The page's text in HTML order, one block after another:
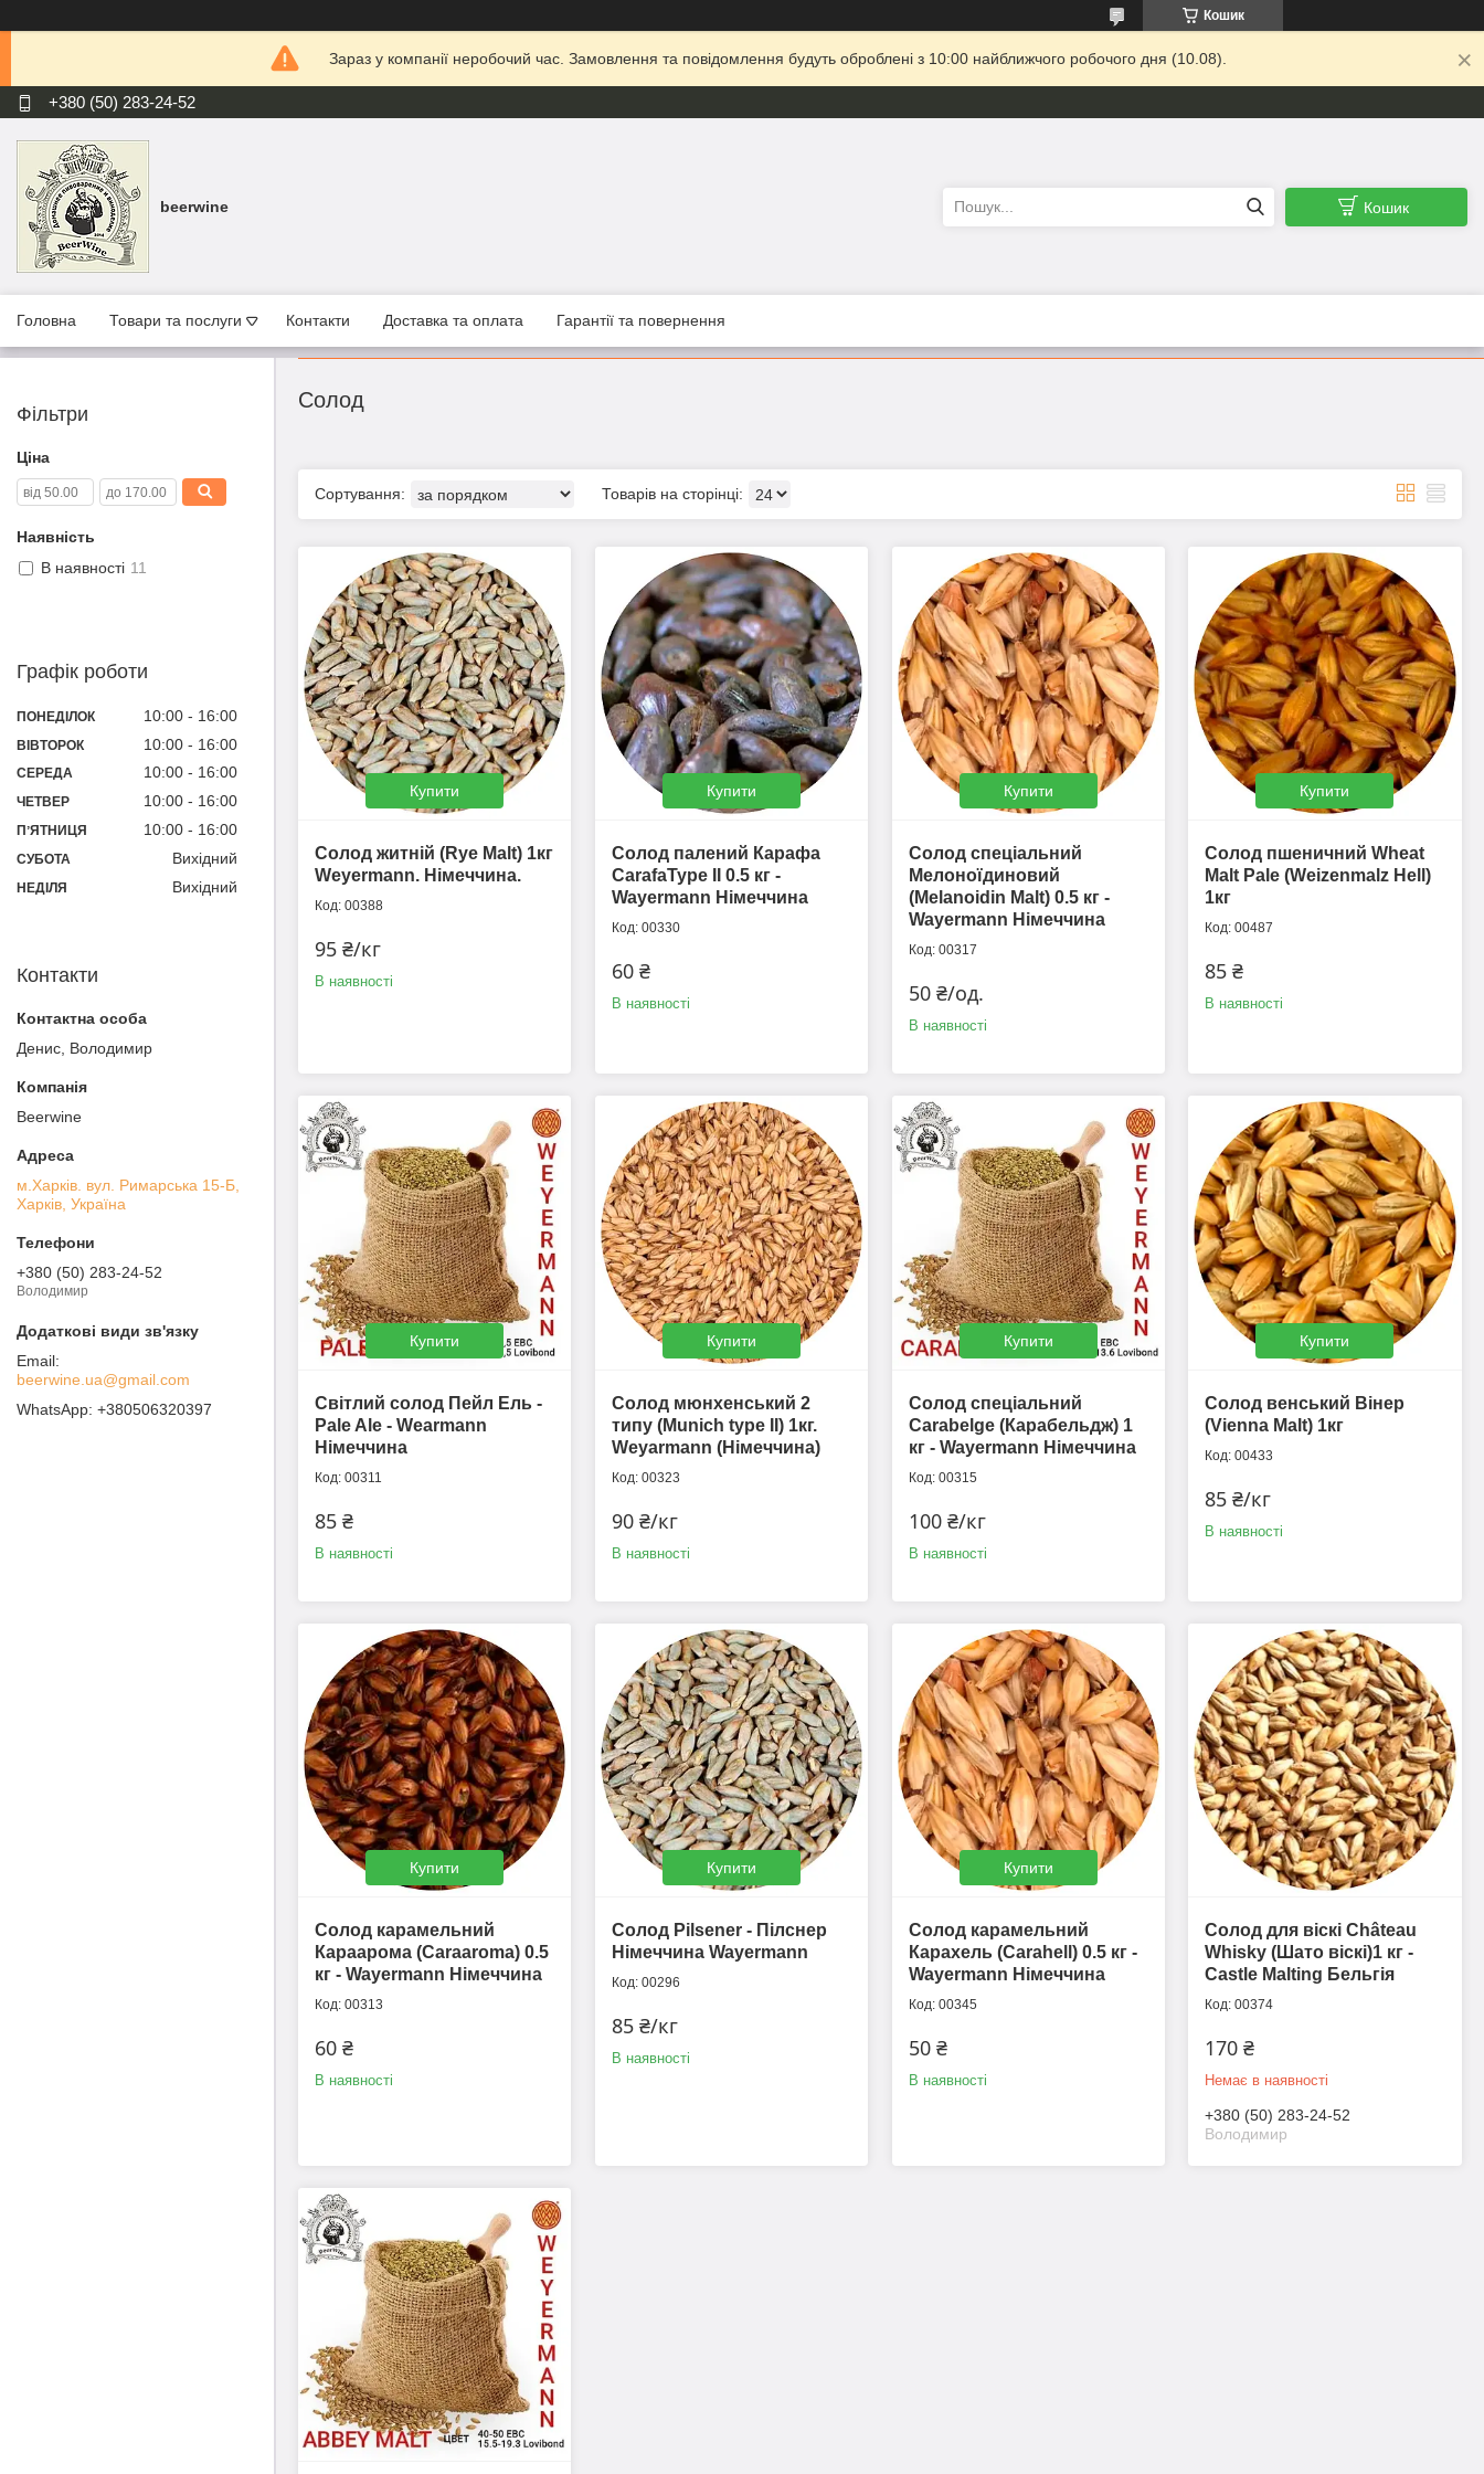
Кошик
Зараз у компанії неробочий час. Замовлення та повідомлення будуть оброблені з 10:00 найближчого робочого дня (10.08).
+380 (50) 283-24-52
beerwine Кошик
Головна Товари та послуги Контакти Доставка та оплата Гарантії та повернення
Солод
Купити
Солод житній (Rye Malt) 1кг
Weyermann. Німеччина.
00388
95 ₴/кг
В наявності
Купити
Солод палений Карафа
CarafaType II 0.5 кг -
Wayermann Німеччина
00330
60 ₴
В наявності
Купити
Солод спеціальний
Мелоноїдиновий
(Melanoidin Malt) 0.5 кг -
Wayermann Німеччина
00317
50 ₴/од.
В наявності
Купити
Солод пшеничний Wheat
Malt Pale (Weizenmalz Hell)
1кг
00487
85 ₴
В наявності
Купити
Світлий солод Пейл Ель -
Pale Ale - Wearmann
Німеччина
00311
85 ₴
В наявності
Купити
Солод мюнхенський 2
типу (Munich type II) 1кг.
Weyarmann (Німеччина)
00323
90 ₴/кг
В наявності
Купити
Солод спеціальний
Carabelge (Карабельдж) 1
кг - Wayermann Німеччина
00315
100 ₴/кг
В наявності
Купити
Солод венський Вінер
(Vienna Malt) 1кг
00433
85 ₴/кг
В наявності
Купити
Солод карамельний
Караарома (Caraаroma) 0.5
кг - Wayermann Німеччина
00313
60 ₴
В наявності
Купити
Солод Pilsener - Пілснер
Німеччина Wayermann
00296
85 ₴/кг
В наявності
Купити
Солод карамельний
Карахель (Carahell) 0.5 кг -
Wayermann Німеччина
00345
50 ₴
В наявності
Солод для віскі Château
Whisky (Шато віскі)1 кг -
Castle Malting Бельгія
00374
170 ₴
Немає в наявності
+380 (50) 283-24-52
Володимир
Фільтри
Ціна
Наявність
В наявності 11
Графік роботи
ПОНЕДІЛОК 10:00 16:00
ВІВТОРОК 10:00 16:00
СЕРЕДА 10:00 16:00
ЧЕТВЕР 10:00 16:00
ПʼЯТНИЦЯ 10:00 16:00
СУБОТА Вихідний
НЕДІЛЯ Вихідний
Контакти
Денис, Володимир
Beerwine
м.Харків. вул. Римарська 15-Б,
Харків, Україна
+380 (50) 283-24-52
Володимир
beerwine.ua@gmail.com
+380506320397